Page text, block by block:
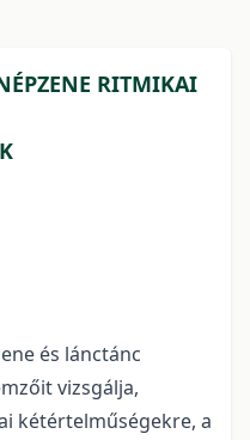
RITMIKAI
és lánctánc
vizsgálja,
kétértelműségekre, a